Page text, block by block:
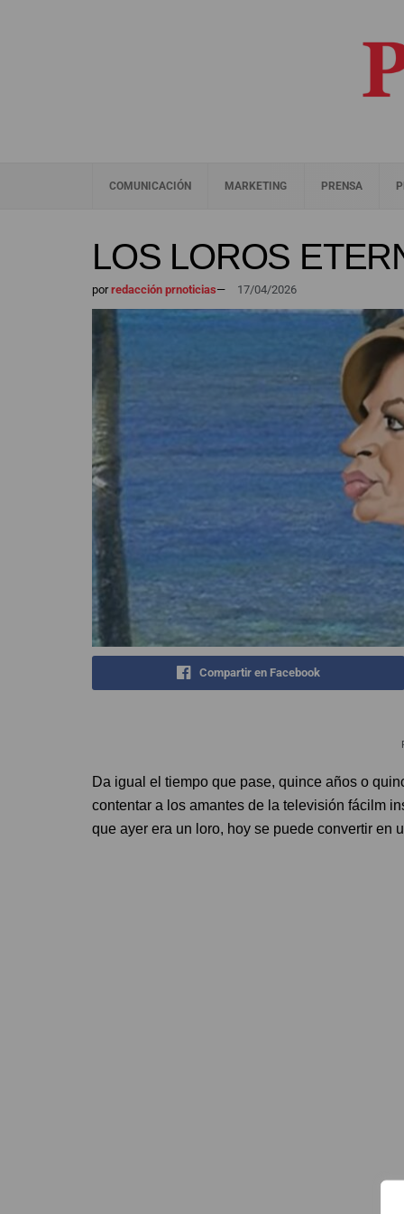
COMUNICACIÓN MARKETING PRENSA
LOS LOROS
porredacción prnoticias— 17/04/2026
Compartir en Facebook
Da igual el tiempo que pase, quince años o
contentar a los amantes de la televisión fácilm
que ayer era un loro, hoy se puede convertir en